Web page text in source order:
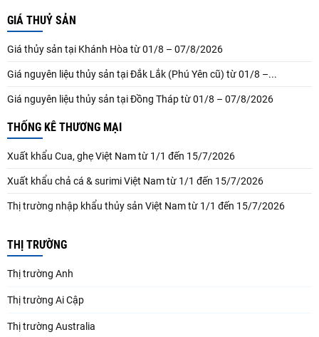
GIÁ THUỶ SẢN
Giá thủy sản tại Khánh Hòa từ 01/8 – 07/8/2026
Giá nguyên liệu thủy sản tại Đắk Lắk (Phú Yên cũ) từ 01/8 –...
Giá nguyên liệu thủy sản tại Đồng Tháp từ 01/8 – 07/8/2026
THỐNG KÊ THƯƠNG MẠI
Xuất khẩu Cua, ghẹ Việt Nam từ 1/1 đến 15/7/2026
Xuất khẩu chả cá & surimi Việt Nam từ 1/1 đến 15/7/2026
Thị trường nhập khẩu thủy sản Việt Nam từ 1/1 đến 15/7/2026
THỊ TRƯỜNG
Thị trường Anh
Thị trường Ai Cập
Thị trường Australia